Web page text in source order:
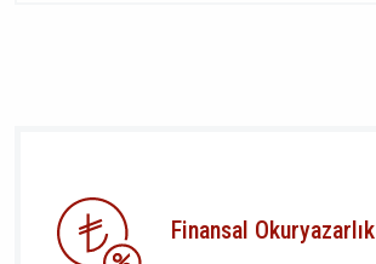
Finansal Okuryazarlık